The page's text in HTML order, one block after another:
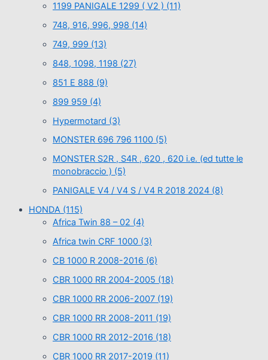
1199 PANIGALE 1299 ( V2 ) (11)
748, 916, 996, 998 (14)
749, 999 (13)
848, 1098, 1198 (27)
851 E 888 (9)
899 959 (4)
Hypermotard (3)
MONSTER 696 796 1100 (5)
MONSTER S2R , S4R , 620 , 620 i.e. (ed tutte le
monobraccio ) (5)
PANIGALE V4 / V4 S / V4 R 2018 2024 (8)
HONDA (115)
Africa Twin 88 – 02 (4)
Africa twin CRF 1000 (3)
CB 1000 R 2008-2016 (6)
CBR 1000 RR 2004-2005 (18)
CBR 1000 RR 2006-2007 (19)
CBR 1000 RR 2008-2011 (19)
CBR 1000 RR 2012-2016 (18)
CBR 1000 RR 2017-2019 (11)